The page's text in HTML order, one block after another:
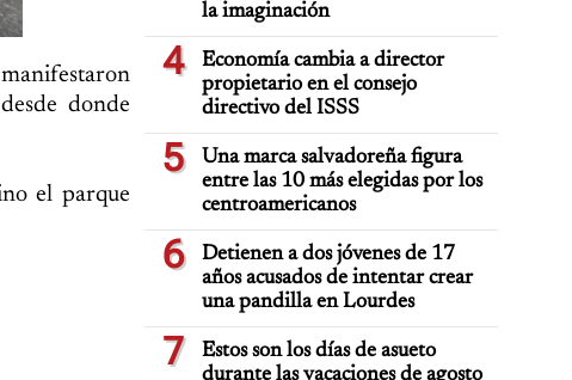
donde
el parque
la imaginación
4
Economía cambia a director
propietario en el consejo
directivo del ISSS
5
Una marca salvadoreña figura
entre las 10 más elegidas por los
centroamericanos
6
Detienen a dos jóvenes de 17
años acusados de intentar crear
una pandilla en Lourdes
7
Estos son los días de asueto
durante las vacaciones de agosto